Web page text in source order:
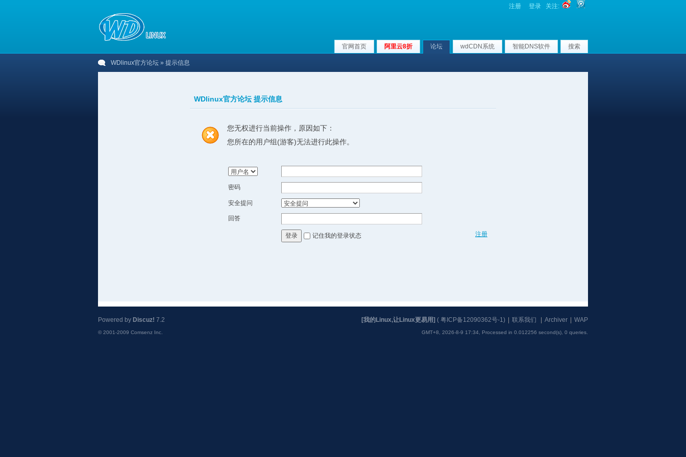
注册 登录 关注:
官网首页 阿里云8折 论坛 wdCDN系统 智能DNS软件 搜索
WDlinux官方论坛 » 提示信息
WDlinux官方论坛 提示信息
您无权进行当前操作，原因如下：
您所在的用户组(游客)无法进行此操作。
密码
安全提问
回答
注册
登录 记住我的登录状态
[我的Linux,让Linux更易用] ( 粤ICP备12090362号-1) 联系我们 Archiver WAP
GMT+8, 2026-8-9 17:34, Processed in 0.012256 second(s), 0 queries
Powered by Discuz! 7.2
© 2001-2009 Comsenz Inc.